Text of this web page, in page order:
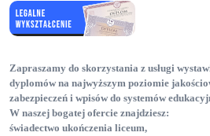
Zapraszamy do skorzystania z usługi
dyplomów na najwyższym poziomie
zabezpieczeń i wpisów do systemów
W naszej bogatej ofercie znajdziesz:
świadectwo ukończenia liceum,